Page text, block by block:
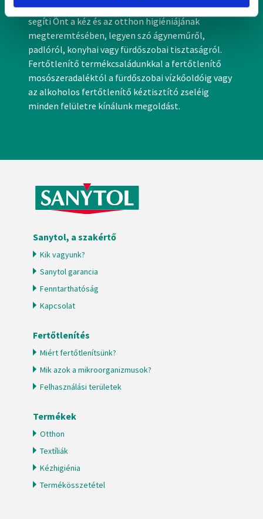
pontban. Bármikor módosíthatja vagy visszavonhatja a
Sütinyilatkozathoz való hozzájárulását.
Sütiket használunk a tartalmak és hirdetések személyre
szabásához, közösségi funkciók biztosításához,
valamint weboldalforgalmunk elemzéséhez. Ezenkívül
közösségi média-, hirdető- és elemező partnereinkkel
Ön által használt más szolgáltatásokból gyűjtöttek.
SANYTOL, a fertőtlenítés szakértője, napi szinten
segíti Önt a kéz és az otthon higiéniájának
megteremtésében, legyen szó ágyneműről,
padlóról, konyhai vagy fürdőszobai tisztaságról.
Fertőtlenítő termékcsaládunkkal a fertőtlenítő
mosószeradaléktól a fürdőszobai vízkőoldóig vagy
az alkoholos fertőtlenítő kéztisztító zseléig
minden felületre kínálunk megoldást.
Sanytol, a szakértő
Kik vagyunk?
Sanytol garancia
Fenntarthatóság
Kapcsolat
Fertőtlenítés
Miért fertőtlenítsünk?
Mik azok a mikroorganizmusok?
Felhasználási területek
Termékek
Otthon
Textíliák
Kézhigiénia
Termékösszetétel